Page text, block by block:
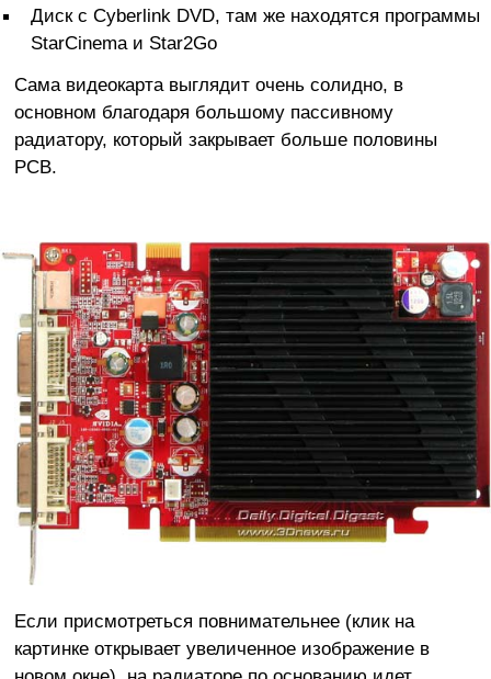
Диск с Cyberlink DVD, там же находятся программы
StarCinema и Star2Go
Сама видеокарта выглядит очень солидно, в
основном благодаря большому пассивному
радиатору, который закрывает больше половины
PCB.
Если присмотреться повнимательнее (клик на
картинке открывает увеличенное изображение в